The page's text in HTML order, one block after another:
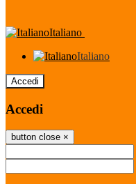
Italiano
Italiano
Accedi
Accedi
button close ×